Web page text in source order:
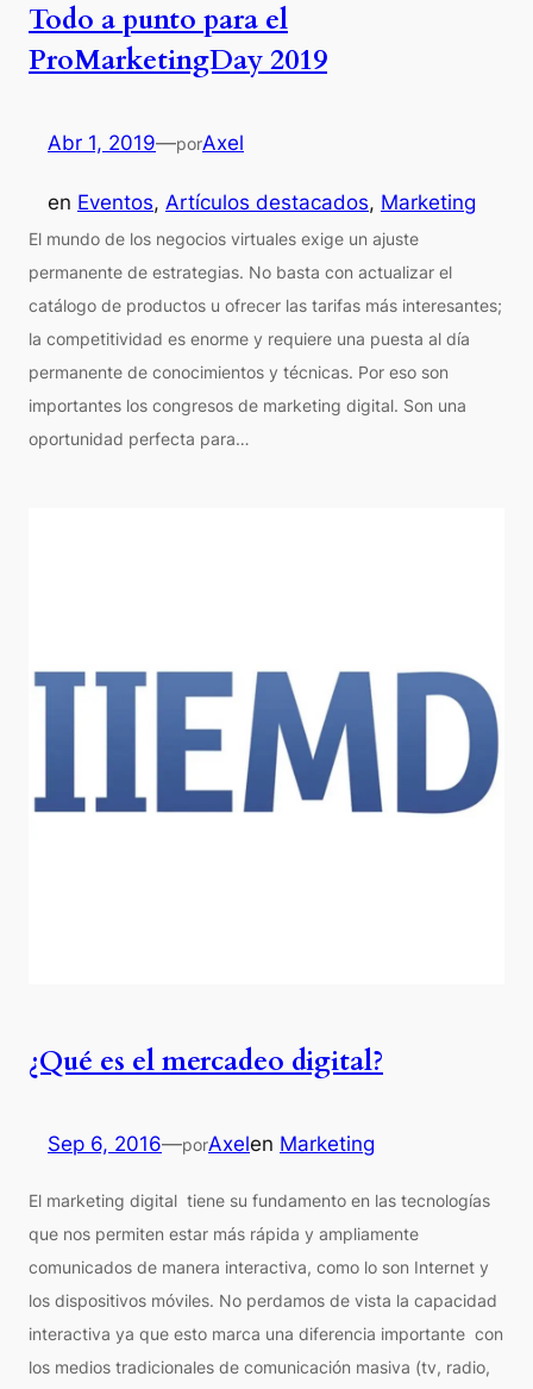
Todo a punto para el
ProMarketingDay 2019
Abr 1, 2019—porAxel
en Eventos, Artículos destacados, Marketing
El mundo de los negocios virtuales exige un ajuste
permanente de estrategias. No basta con actualizar el
catálogo de productos u ofrecer las tarifas más interesantes;
la competitividad es enorme y requiere una puesta al día
permanente de conocimientos y técnicas. Por eso son
importantes los congresos de marketing digital. Son una
oportunidad perfecta para…
¿Qué es el mercadeo digital?
Sep 6, 2016—porAxelen Marketing
El marketing digital tiene su fundamento en las tecnologías
que nos permiten estar más rápida y ampliamente
comunicados de manera interactiva, como lo son Internet y
los dispositivos móviles. No perdamos de vista la capacidad
interactiva ya que esto marca una diferencia importante con
los medios tradicionales de comunicación masiva (tv, radio,